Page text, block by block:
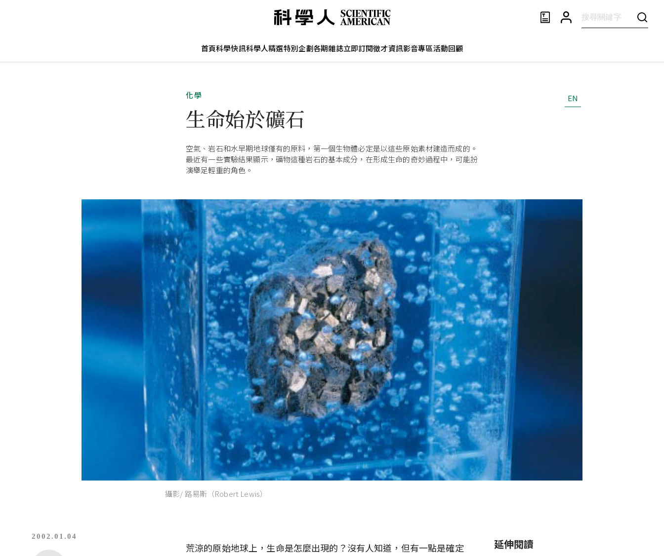
首頁科學快訊科學人精選特別企劃各期雜誌立即訂閱徵才資訊影音專區活動回顧
化學
生命始於礦石
空氣、岩石和水早期地球僅有的原料，第一個生物體必定是以這些原始素材建造而成的。
最近有一些實驗結果顯示，礦物這種岩石的基本成分，在形成生命的奇妙過程中，可能扮
演舉足輕重的角色。
EN
攝影/ 路易斯（Robert Lewis）
2002.01.04
荒涼的原始地球上，生命是怎麼出現的？沒有人知道，但有一點是確定
延伸閱讀